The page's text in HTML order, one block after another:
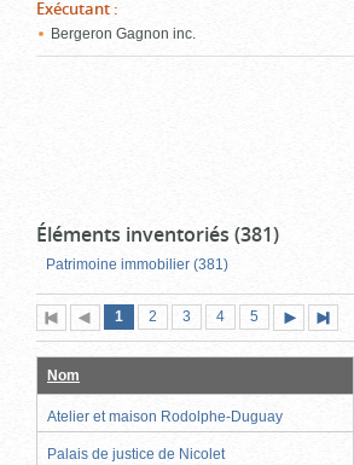
Exécutant :
Bergeron Gagnon inc.
Éléments inventoriés (381)
Patrimoine immobilier (381)
Première
page
Page
précédente
Page
1 (page
actuelle)
Page
2 Page
3 Page
4 Page
5
suivante
page
Nom
Atelier et maison Rodolphe-Duguay
Palais de justice de Nicolet